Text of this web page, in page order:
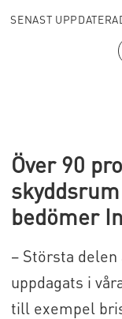
SENAST
Över 90
bedömer
– Största
uppdagats i
till exempel